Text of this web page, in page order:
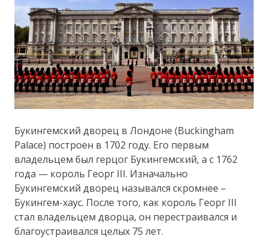
Букингемский дворец в Лондоне (Buckingham
Palace) построен в 1702 году. Его первым
владельцем был герцог Букингемский, а с 1762
года — король Георг III. Изначально
Букингемский дворец назывался скромнее –
Букингем-хаус. После того, как король Георг III
стал владельцем дворца, он перестраивался и
благоустраивался целых 75 лет.